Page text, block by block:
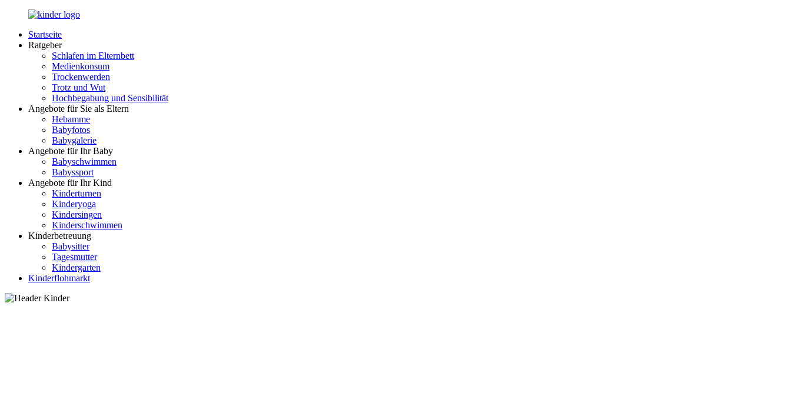
Zurück
Inhalt
LuckyKids.de
Das
Nachwuchs
Startseite
Ratgeber
Schlafen im Elternbett
Medienkonsum
Trockenwerden
Trotz und Wut
Hochbegabung und Sensibilität
Angebote für Sie als Eltern
Hebamme
Babyfotos
Babygalerie
Angebote für Ihr Baby
Babyschwimmen
Babyssport
Angebote für Ihr Kind
Kinderturnen
Kinderyoga
Kindersingen
Kinderschwimmen
Kinderbetreuung
Babysitter
Tagesmutter
Kindergarten
Kinderflohmarkt